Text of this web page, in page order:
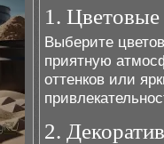
1. Цветовые
Выберите
приятную
оттенков или
2.